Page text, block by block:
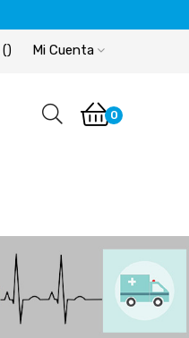
Mi Cuenta
()
0